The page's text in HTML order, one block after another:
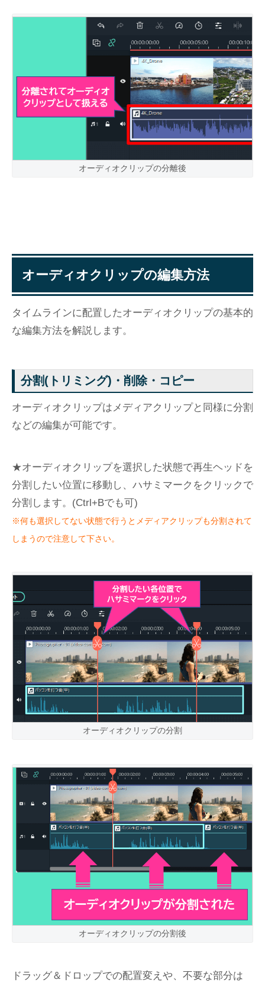
オーディオクリップの分離後
オーディオクリップの編集方法
タイムラインに配置したオーディオクリップの基本的
な編集方法を解説します。
分割(トリミング)・削除・コピー
オーディオクリップはメディアクリップと同様に分割
などの編集が可能です。
★オーディオクリップを選択した状態で再生ヘッドを
分割したい位置に移動し、ハサミマークをクリックで
分割します。(Ctrl+Bでも可)
※何も選択してない状態で行うとメディアクリップも分割されて
しまうので注意して下さい。
オーディオクリップの分割
オーディオクリップの分割後
ドラッグ＆ドロップでの配置変えや、不要な部分は